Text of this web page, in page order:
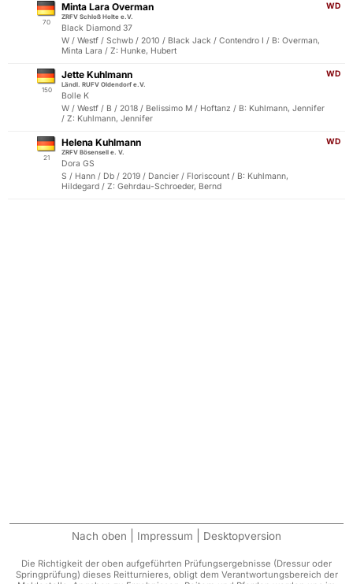
70
WD
Minta Lara Overman
ZRFV Schloß Holte e.V.
Black Diamond 37
W / Westf / Schwb / 2010 / Black Jack / Contendro I / B: Overman,
Minta Lara / Z: Hunke, Hubert
150
WD
Jette Kuhlmann
Ländl. RUFV Oldendorf e.V.
Bolle K
W / Westf / B / 2018 / Belissimo M / Hoftanz / B: Kuhlmann, Jennifer
/ Z: Kuhlmann, Jennifer
21
WD
Helena Kuhlmann
ZRFV Bösensell e. V.
Dora GS
S / Hann / Db / 2019 / Dancier / Floriscount / B: Kuhlmann,
Hildegard / Z: Gehrdau-Schroeder, Bernd
Nach oben Impressum Desktopversion
Die Richtigkeit der oben aufgeführten Prüfungsergebnisse (Dressur oder
Springprüfung) dieses Reitturnieres, obligt dem Verantwortungsbereich der